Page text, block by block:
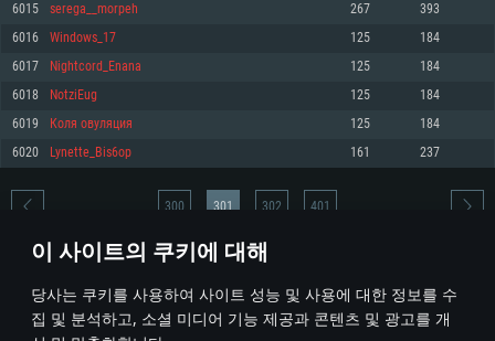
이 사이트의 쿠키에 대해
당사는 쿠키를 사용하여 사이트 성능 및 사용에 대한 정보를 수
집 및 분석하고, 소셜 미디어 기능 제공과 콘텐츠 및 광고를 개
권장 사양
570 혹은 그 이상
여유 저장 공간: 62.2 GB (전체 클라이언트)
권장 사양
네트워크: 브로드밴드 인터넷
여유 저장 공간: 62.2 GB (전체 클라이언트)
권장 사양
운영체제: Ubuntu 20.04 64bit
프로세서: Intel Core i7
메모리: 16 GB
그래픽 카드: Vulkan 을 지원하고, 최신 그래픽 드라이버를 지원하는 NVIDIA
1060 (6개월 미만) 혹은 그와 동급의 성능을 가지며 최신 그래픽 드라이버를
지원하는 AMD RX 570 (6개월 미만; 최소사양 지원 해상도 720p) 이상
여유 저장 공간: 62.2 GB (전체 클라이언트)
6015 serega__morpeh 267 393
6016 Windows_17 125 184
6017 Nightcord_Enana 125 184
6018 NotziEug 125 184
6019 Коля овуляция 125 184
6020 Lynette_Bis6op 161 237
* 순위표는 매일 1회 갱신됩니다
300 301 302 401